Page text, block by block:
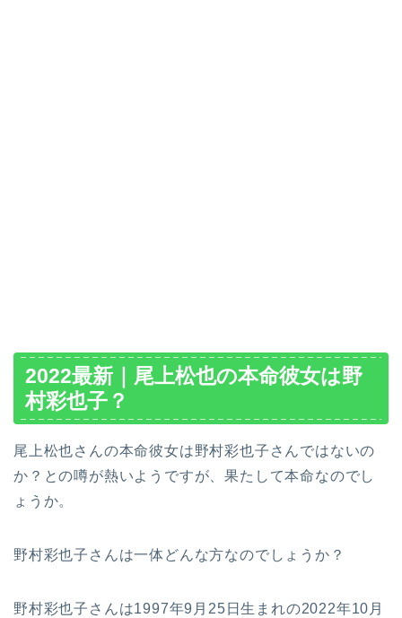
2022最新｜尾上松也の本命彼女は野
村彩也子？
尾上松也さんの本命彼女は野村彩也子さんではないの
か？との噂が熱いようですが、果たして本命なのでし
ょうか。
野村彩也子さんは一体どんな方なのでしょうか？
野村彩也子さんは1997年9月25日生まれの2022年10月